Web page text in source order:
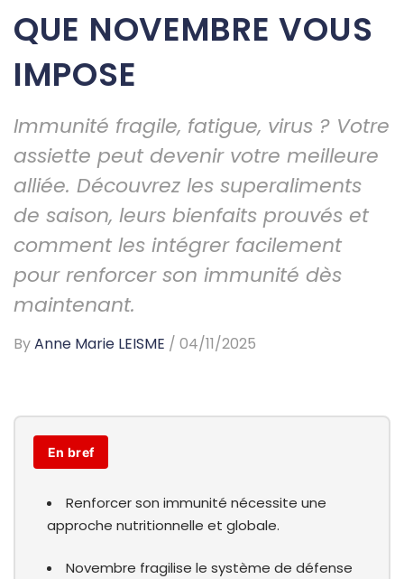
QUE NOVEMBRE VOUS
IMPOSE
Immunité fragile, fatigue, virus ? Votre
assiette peut devenir votre meilleure
alliée. Découvrez les superaliments
de saison, leurs bienfaits prouvés et
comment les intégrer facilement
pour renforcer son immunité dès
maintenant.
ByAnne Marie LEISME / 04/11/2025
En bref
Renforcer son immunité nécessite une
approche nutritionnelle et globale.
Novembre fragilise le système de défense